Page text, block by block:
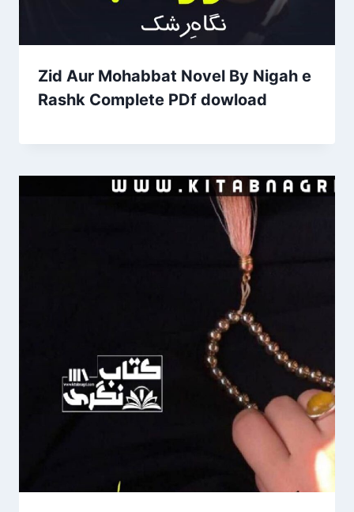
Zid Aur Mohabbat Novel By Nigah e
Rashk Complete PDf dowload